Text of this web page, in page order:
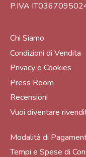
P.IVA
Chi Siamo
Condizioni di Vendita
Privacy e Cookies
Press Room
Recensioni
Vuoi diventare
Modalità di
Tempi e Spese di